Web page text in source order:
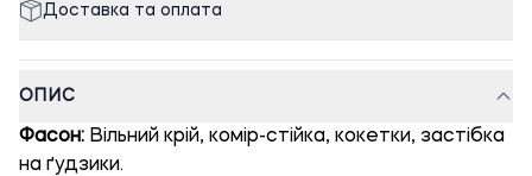
Доставка та оплата
ОПИС
Фасон: Вільний крій, комір-стійка, кокетки, застібка
на ґудзики.